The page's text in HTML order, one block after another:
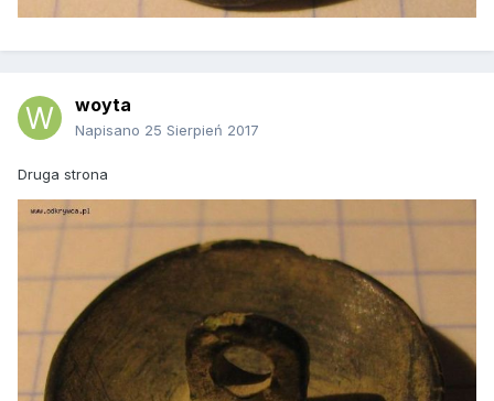
woyta
Napisano 25 Sierpień 2017
Druga strona